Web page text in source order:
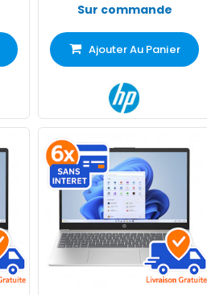
Sur commande
Ajouter Au Panier